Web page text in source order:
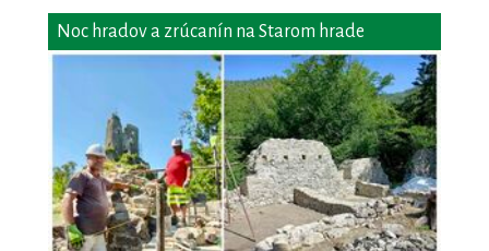
Noc hradov a zrúcanín na Starom hrade